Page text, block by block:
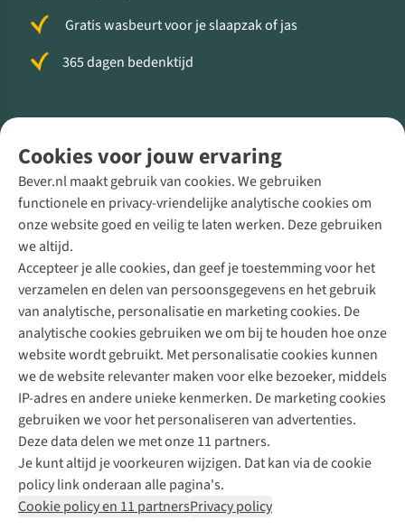
Cookies voor jouw ervaring
Bever.nl maakt gebruik van cookies. We gebruiken
functionele en privacy-vriendelijke analytische cookies om
onze website goed en veilig te laten werken. Deze gebruiken
we altijd.
Accepteer je alle cookies, dan geef je toestemming voor het
verzamelen en delen van persoonsgegevens en het gebruik
van analytische, personalisatie en marketing cookies. De
analytische cookies gebruiken we om bij te houden hoe onze
website wordt gebruikt. Met personalisatie cookies kunnen
we de website relevanter maken voor elke bezoeker, middels
IP-adres en andere unieke kenmerken. De marketing cookies
gebruiken we voor het personaliseren van advertenties.
Deze data delen we met onze 11 partners.
Je kunt altijd je voorkeuren wijzigen. Dat kan via de cookie
policy link onderaan alle pagina's.
Cookie policy en 11 partnersPrivacy policy
Gratis wasbeurt voor je slaapzak of jas
365 dagen bedenktijd
Direct advies van een Buitenexpert
+31 (0)85 888 50 88
+31 6 12 28 49 80
Contactformulier